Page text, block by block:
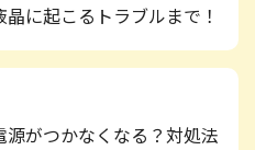
に起こるトラブルまで！
がつかなくなる？対処法